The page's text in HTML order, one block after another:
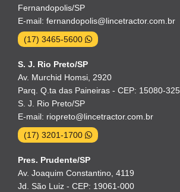
Fernandopolis/SP
E-mail: fernandopolis@lincetractor.com.br
(17) 3465-5600
S. J. Rio Preto/SP
Av. Murchid Homsi, 2920
Parq. Q.ta das Paineiras - CEP: 15080-325
S. J. Rio Preto/SP
E-mail: riopreto@lincetractor.com.br
(17) 3201-1700
Pres. Prudente/SP
Av. Joaquim Constantino, 4119
Jd. São Luiz - CEP: 19061-000